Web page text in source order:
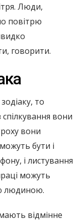
Люди,
повітрю
говорити.
то
вони
вони
бути і
і листування
можуть
людиною.
відмінне